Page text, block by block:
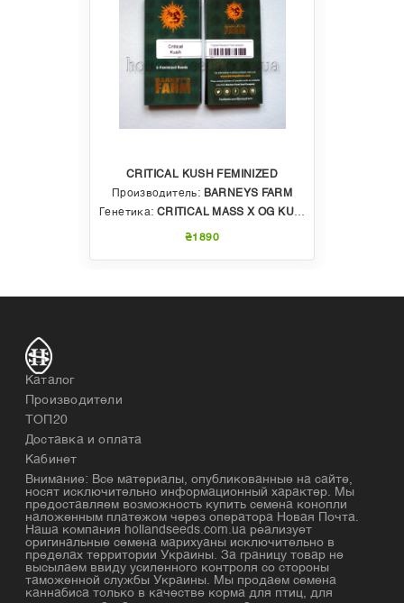
CRITICAL KUSH FEMINIZED
Производитель: BARNEYS FARM
Генетика: CRITICAL MASS X OG KUSH
₴1890
Каталог
Производители
ТОП20
Доставка и оплата
Кабинет
Внимание: Все материалы, опубликованные на сайте,
носят исключительно информационный характер. Мы
предоставляем возможность купить семена конопли
наложенным платежом через оператора Новая Почта.
Наша компания hollandseeds.com.ua реализует
оригинальные семена марихуаны исключительно в
пределах территории Украины. За границу товар не
высылаем ввиду усиленного контроля со стороны
таможенной службы Украины. Мы продаем семена
каннабиса только в качестве корма для птиц, для